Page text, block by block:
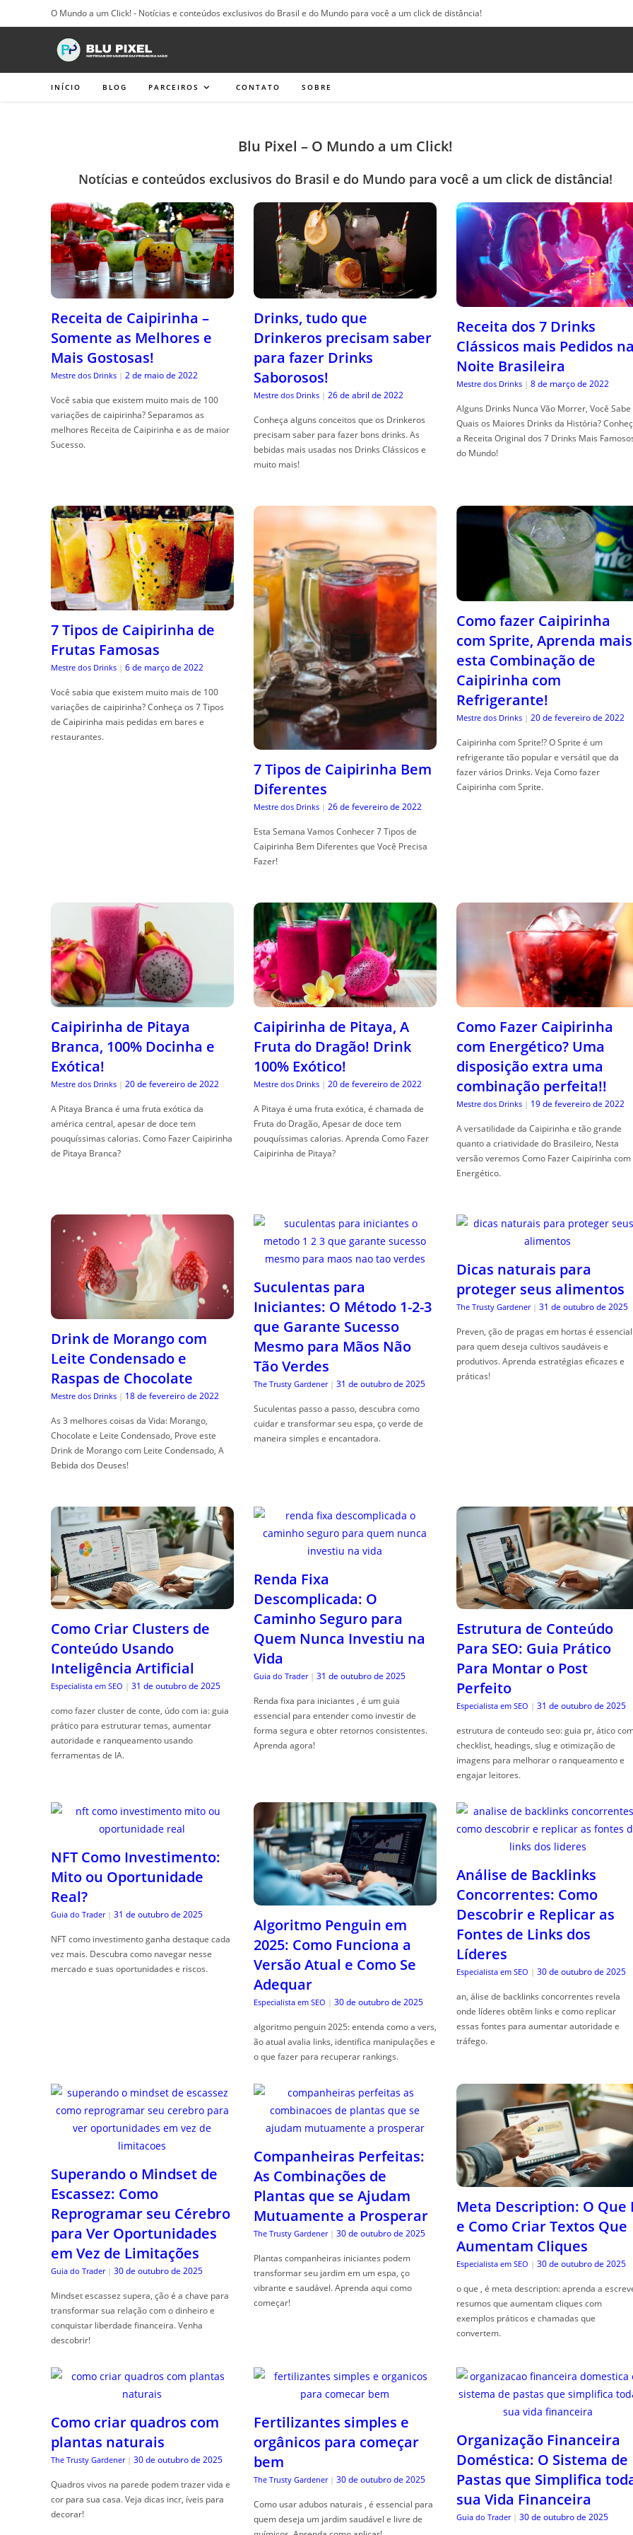
para
O Mundo a um Click! - Notícias e conteúdos exclusivos do Brasil e do Mundo para você a um click de distância!
INÍCIO BLOG PARCEIROS CONTATO SOBRE
Blu Pixel – O Mundo a um Click!
Notícias e conteúdos exclusivos do Brasil e do Mundo para você a um click de distância!
Receita de Caipirinha –
Somente as Melhores e
Mais Gostosas!
Mestre dos Drinks | 2 de maio de 2022
Você sabia que existem muito mais de 100
variações de caipirinha? Separamos as
melhores Receita de Caipirinha e as de maior
Sucesso.
Drinks, tudo que
Drinkeros precisam saber
para fazer Drinks
Saborosos!
Mestre dos Drinks | 26 de abril de 2022
Conheça alguns conceitos que os Drinkeros
precisam saber para fazer bons drinks. As
bebidas mais usadas nos Drinks Clássicos e
muito mais!
Receita dos 7 Drinks
Clássicos mais Pedidos
Noite Brasileira
Mestre dos Drinks | 8 de março de 2022
Alguns Drinks Nunca Vão Morrer, Você Sabe
Quais os Maiores Drinks da História?
a Receita Original dos 7 Drinks Mais
do Mundo!
7 Tipos de Caipirinha de
Frutas Famosas
Mestre dos Drinks | 6 de março de 2022
Você sabia que existem muito mais de 100
variações de caipirinha? Conheça os 7 Tipos
de Caipirinha mais pedidas em bares e
restaurantes.
7 Tipos de Caipirinha Bem
Diferentes
Mestre dos Drinks | 26 de fevereiro de 2022
Esta Semana Vamos Conhecer 7 Tipos de
Caipirinha Bem Diferentes que Você Precisa
Fazer!
Como fazer Caipirinha
com Sprite, Aprenda mais
esta Combinação de
Caipirinha com
Refrigerante!
Mestre dos Drinks | 20 de fevereiro de 2022
Caipirinha com Sprite!? O Sprite é um
refrigerante tão popular e versátil que da
fazer vários Drinks. Veja Como fazer
Caipirinha com Sprite.
Caipirinha de Pitaya
Branca, 100% Docinha e
Exótica!
Mestre dos Drinks | 20 de fevereiro de 2022
A Pitaya Branca é uma fruta exótica da
américa central, apesar de doce tem
pouquíssimas calorias. Como Fazer Caipirinha
de Pitaya Branca?
Caipirinha de Pitaya, A
Fruta do Dragão! Drink
100% Exótico!
Mestre dos Drinks | 20 de fevereiro de 2022
A Pitaya é uma fruta exótica, é chamada de
Fruta do Dragão, Apesar de doce tem
pouquíssimas calorias. Aprenda Como Fazer
Caipirinha de Pitaya?
Como Fazer Caipirinha
com Energético? Uma
disposição extra uma
combinação perfeita!!
Mestre dos Drinks | 19 de fevereiro de 2022
A versatilidade da Caipirinha e tão grande
quanto a criatividade do Brasileiro, Nesta
versão veremos Como Fazer Caipirinha com
Energético.
Drink de Morango com
Leite Condensado e
Raspas de Chocolate
Mestre dos Drinks | 18 de fevereiro de 2022
As 3 melhores coisas da Vida: Morango,
Chocolate e Leite Condensado, Prove este
Drink de Morango com Leite Condensado, A
Bebida dos Deuses!
Suculentas para
Iniciantes: O Método 1-2-3
que Garante Sucesso
Mesmo para Mãos Não
Tão Verdes
The Trusty Gardener | 31 de outubro de 2025
Suculentas passo a passo, descubra como
cuidar e transformar seu espa, ço verde de
maneira simples e encantadora.
Dicas naturais para
proteger seus alimentos
The Trusty Gardener | 31 de outubro de 2025
Preven, ção de pragas em hortas é essencial
para quem deseja cultivos saudáveis e
produtivos. Aprenda estratégias eficazes e
práticas!
Como Criar Clusters de
Conteúdo Usando
Inteligência Artificial
Especialista em SEO | 31 de outubro de 2025
como fazer cluster de conte, údo com ia: guia
prático para estruturar temas, aumentar
autoridade e ranqueamento usando
ferramentas de IA.
Renda Fixa
Descomplicada: O
Caminho Seguro para
Quem Nunca Investiu na
Vida
Guia do Trader | 31 de outubro de 2025
Renda fixa para iniciantes , é um guia
essencial para entender como investir de
forma segura e obter retornos consistentes.
Aprenda agora!
Estrutura de Conteúdo
Para SEO: Guia Prático
Para Montar o Post
Perfeito
Especialista em SEO | 31 de outubro de 2025
estrutura de conteudo seo: guia pr, ático
checklist, headings, slug e otimização de
imagens para melhorar o ranqueamento e
engajar leitores.
NFT Como Investimento:
Mito ou Oportunidade
Real?
Guia do Trader | 31 de outubro de 2025
NFT como investimento ganha destaque cada
vez mais. Descubra como navegar nesse
mercado e suas oportunidades e riscos.
Algoritmo Penguin em
2025: Como Funciona a
Versão Atual e Como Se
Adequar
Especialista em SEO | 30 de outubro de 2025
algoritmo penguin 2025: entenda como a vers,
ão atual avalia links, identifica manipulações e
o que fazer para recuperar rankings.
Análise de Backlinks
Concorrentes: Como
Descobrir e Replicar as
Fontes de Links dos
Líderes
Especialista em SEO | 30 de outubro de 2025
an, álise de backlinks concorrentes revela
onde líderes obtêm links e como replicar
essas fontes para aumentar autoridade e
tráfego.
Superando o Mindset de
Escassez: Como
Reprogramar seu Cérebro
para Ver Oportunidades
em Vez de Limitações
Guia do Trader | 30 de outubro de 2025
Mindset escassez supera, ção é a chave para
transformar sua relação com o dinheiro e
conquistar liberdade financeira. Venha
descobrir!
Companheiras Perfeitas:
As Combinações de
Plantas que se Ajudam
Mutuamente a Prosperar
The Trusty Gardener | 30 de outubro de 2025
Plantas companheiras iniciantes podem
transformar seu jardim em um espa, ço
vibrante e saudável. Aprenda aqui como
começar!
Meta Description: O Que
e Como Criar Textos Que
Aumentam Cliques
Especialista em SEO | 30 de outubro de 2025
o que , é meta description: aprenda a
resumos que aumentam cliques com
exemplos práticos e chamadas que
convertem.
Como criar quadros com
plantas naturais
The Trusty Gardener | 30 de outubro de 2025
Quadros vivos na parede podem trazer vida e
cor para sua casa. Veja dicas incr, íveis para
decorar!
Fertilizantes simples e
orgânicos para começar
bem
The Trusty Gardener | 30 de outubro de 2025
Como usar adubos naturais , é essencial para
quem deseja um jardim saudável e livre de
Organização Financeira
Doméstica: O Sistema de
Pastas que Simplifica
sua Vida Financeira
Guia do Trader | 30 de outubro de 2025